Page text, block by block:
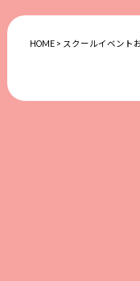
HOME> スクールイベント